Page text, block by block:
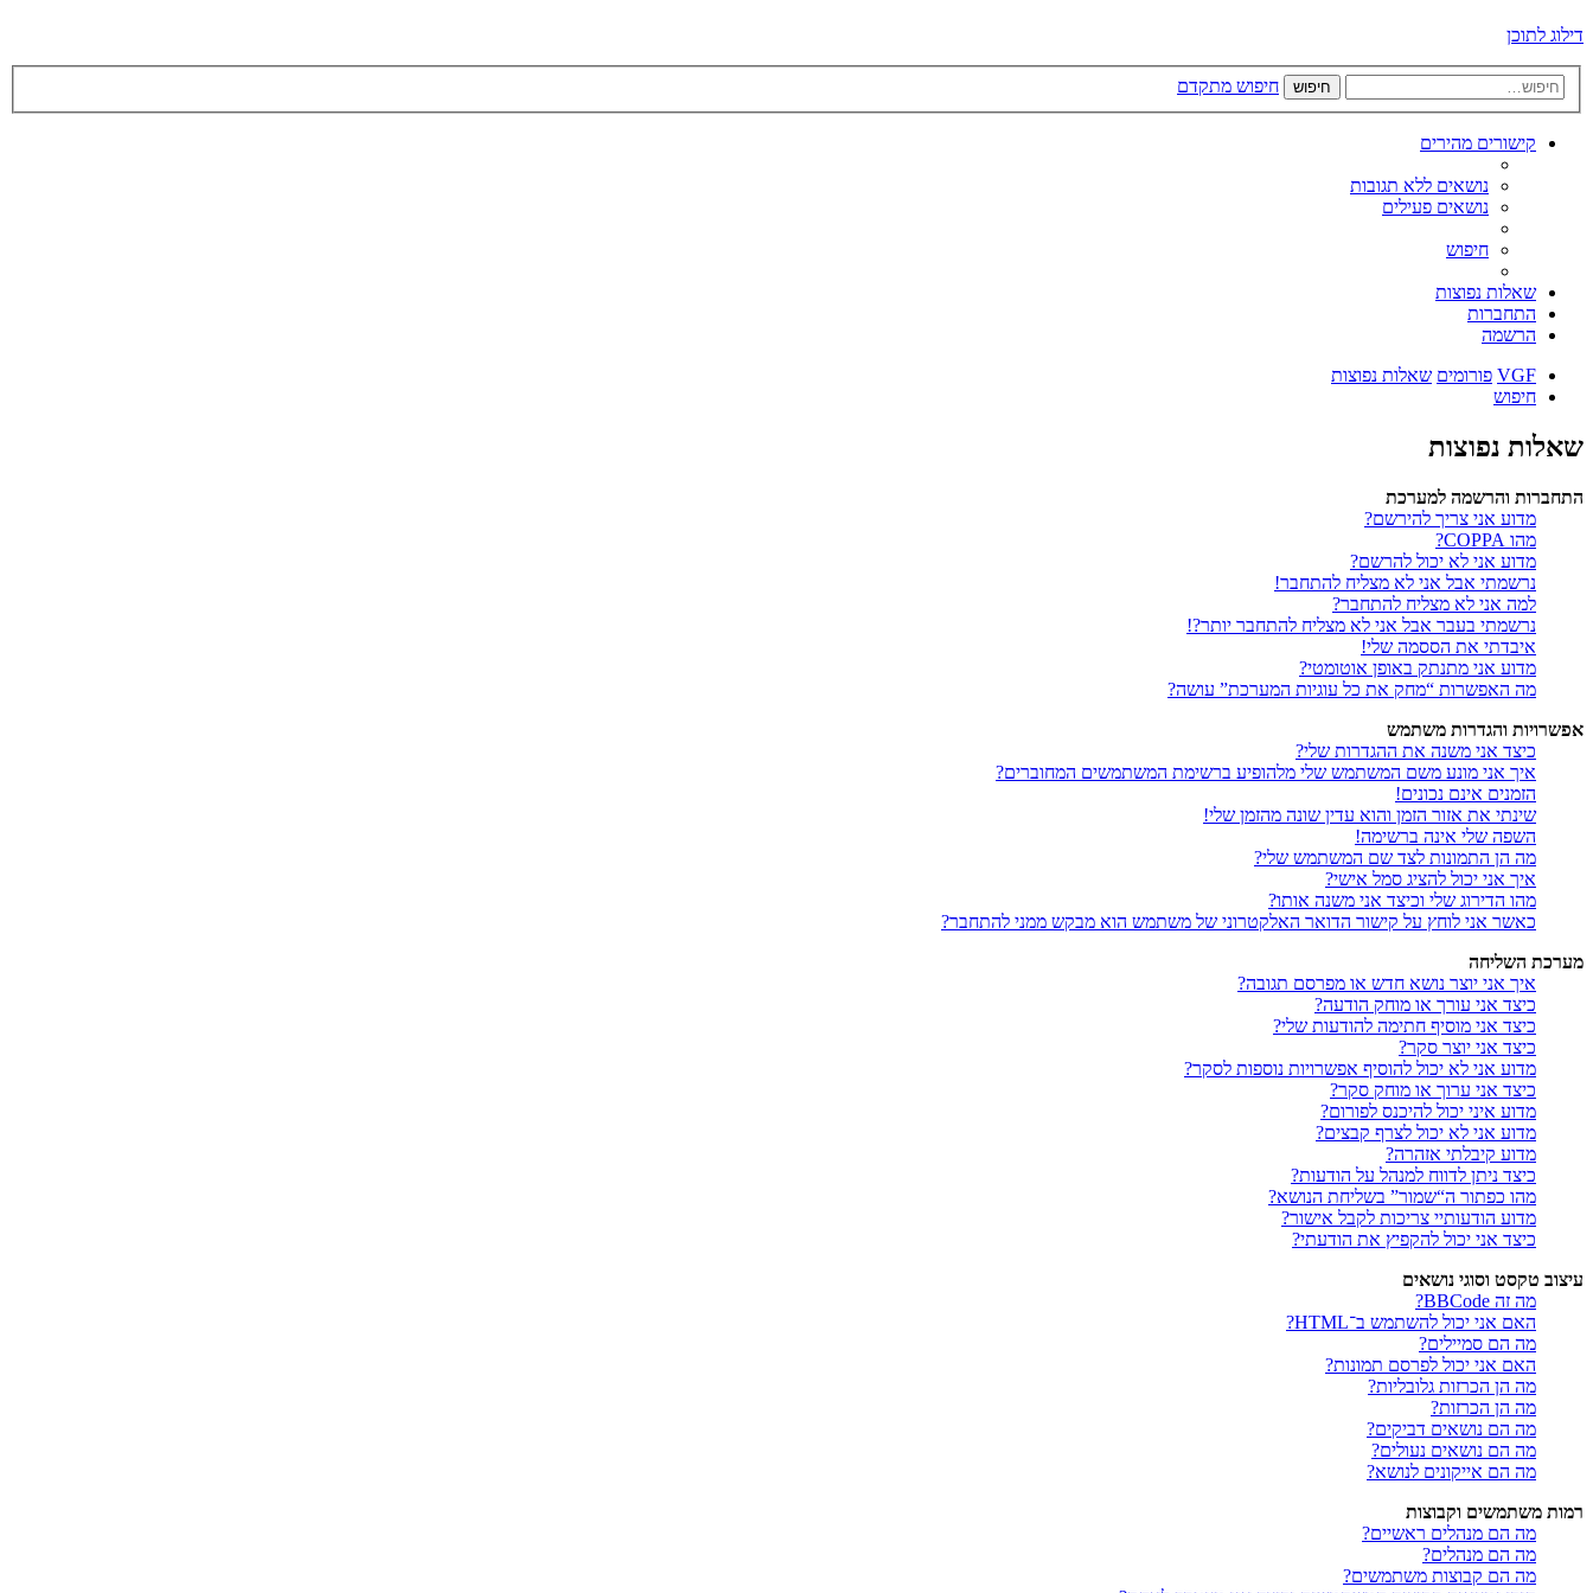
דילוג לתוכן
חיפוש חיפוש מתקדם
קישורים מהירים
נושאים ללא תגובות
נושאים פעילים
חיפוש
שאלות נפוצות
התחברות
הרשמה
VGF פורומים שאלות נפוצות
חיפוש
שאלות נפוצות
התחברות והרשמה למערכת
מדוע אני צריך להירשם?
מהו COPPA?
מדוע אני לא יכול להרשם?
נרשמתי אבל אני לא מצליח להתחבר!
למה אני לא מצליח להתחבר?
נרשמתי בעבר אבל אני לא מצליח להתחבר יותר?!
איבדתי את הססמה שלי!
מדוע אני מתנתק באופן אוטומטי?
מה האפשרות “מחק את כל עוגיות המערכת” עושה?
אפשרויות והגדרות משתמש
כיצד אני משנה את ההגדרות שלי?
איך אני מונע משם המשתמש שלי מלהופיע ברשימת המשתמשים המחוברים?
הזמנים אינם נכונים!
שינתי את אזור הזמן והוא עדין שונה מהזמן שלי!
השפה שלי אינה ברשימה!
מה הן התמונות לצד שם המשתמש שלי?
איך אני יכול להציג סמל אישי?
מהו הדירוג שלי וכיצד אני משנה אותו?
כאשר אני לוחץ על קישור הדואר האלקטרוני של משתמש הוא מבקש ממני להתחבר?
מערכת השליחה
איך אני יוצר נושא חדש או מפרסם תגובה?
כיצד אני עורך או מוחק הודעה?
כיצד אני מוסיף חתימה להודעות שלי?
כיצד אני יוצר סקר?
מדוע אני לא יכול להוסיף אפשרויות נוספות לסקר?
כיצד אני ערוך או מוחק סקר?
מדוע איני יכול להיכנס לפורום?
מדוע אני לא יכול לצרף קבצים?
מדוע קיבלתי אזהרה?
כיצד ניתן לדווח למנהל על הודעות?
מהו כפתור ה“שמור” בשליחת הנושא?
מדוע הודעותיי צריכות לקבל אישור?
כיצד אני יכול להקפיץ את הודעתי?
עיצוב טקסט וסוגי נושאים
מה זה BBCode?
האם אני יכול להשתמש ב־HTML?
מה הם סמיילים?
האם אני יכול לפרסם תמונות?
מה הן הכרזות גלובליות?
מה הן הכרזות?
מה הם נושאים דביקים?
מה הם נושאים נעולים?
מה הם אייקונים לנושא?
רמות משתמשים וקבוצות
מה הם מנהלים ראשיים?
מה הם מנהלים?
מה הם קבוצות משתמשים?